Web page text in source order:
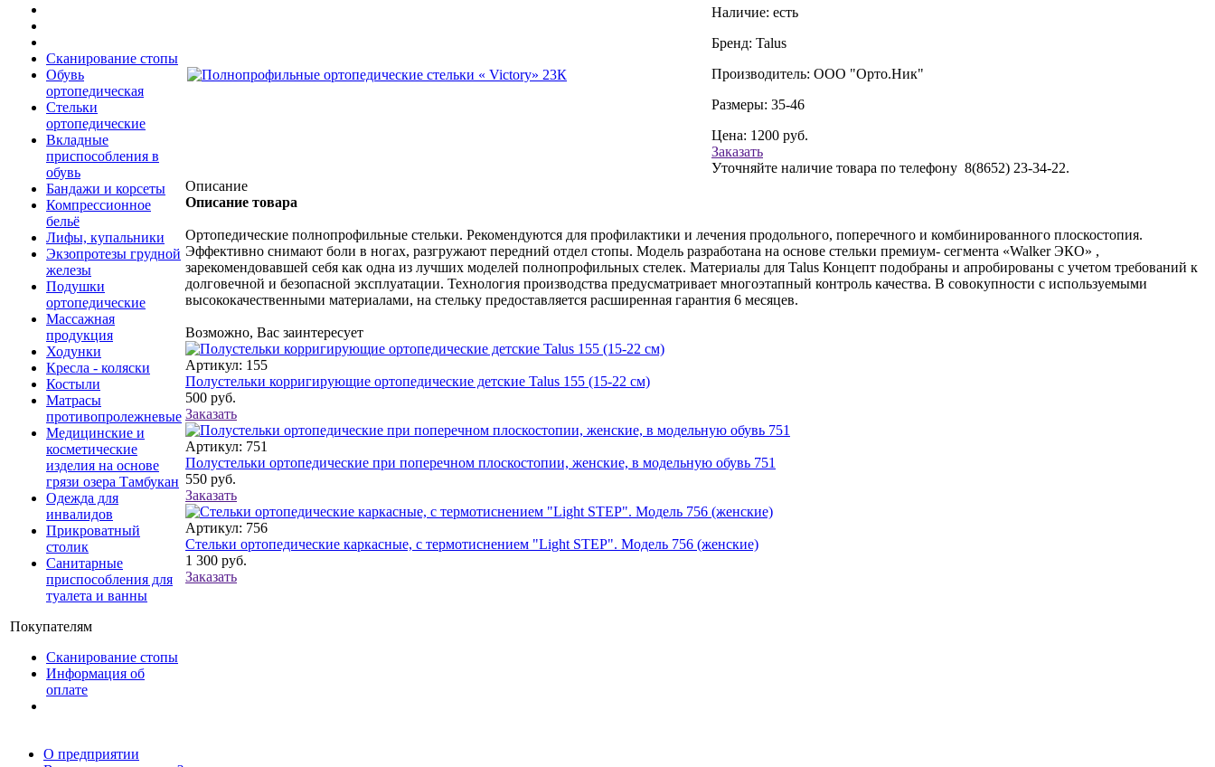
Сканирование стопы
Обувь
ортопедическая
Стельки
ортопедические
Вкладные
приспособления в
обувь
Бандажи и корсеты
Компрессионное
бельё
Лифы, купальники
Экзопротезы грудной
железы
Подушки
ортопедические
Массажная
продукция
Ходунки
Кресла - коляски
Костыли
Матрасы
противопролежневые
Медицинские и
косметические
изделия на основе
грязи озера Тамбукан
Одежда для
инвалидов
Прикроватный
столик
Санитарные
приспособления для
туалета и ванны
Покупателям
Сканирование стопы
Информация об
оплате
Наличие: есть
Бренд: Talus
Производитель: ООО "Орто.Ник"
Размеры: 35-46
Цена: 1200 руб.
Заказать
Уточняйте наличие товара по телефону 8(8652) 23-34-22.
Описание
Описание товара
Ортопедические полнопрофильные стельки. Рекомендуются для профилактики и лечения продольного, поперечного и комбинированного плоскостопия.
Эффективно снимают боли в ногах, разгружают передний отдел стопы. Модель разработана на основе стельки премиум- сегмента «Walker ЭКО» ,
зарекомендовавшей себя как одна из лучших моделей полнопрофильных стелек. Материалы для Talus Концепт подобраны и апробированы с учетом требований к
долговечной и безопасной эксплуатации. Технология производства предусматривает многоэтапный контроль качества. В совокупности с используемыми
высококачественными материалами, на стельку предоставляется расширенная гарантия 6 месяцев.
Возможно, Вас заинтересует
Артикул: 155
Полустельки корригирующие ортопедические детские Talus 155 (15-22 см)
500 руб.
Заказать
Артикул: 751
Полустельки ортопедические при поперечном плоскостопии, женские, в модельную обувь 751
550 руб.
Заказать
Артикул: 756
Стельки ортопедические каркасные, с термотиснением "Light STEP". Модель 756 (женские)
1 300 руб.
Заказать
О предприятии